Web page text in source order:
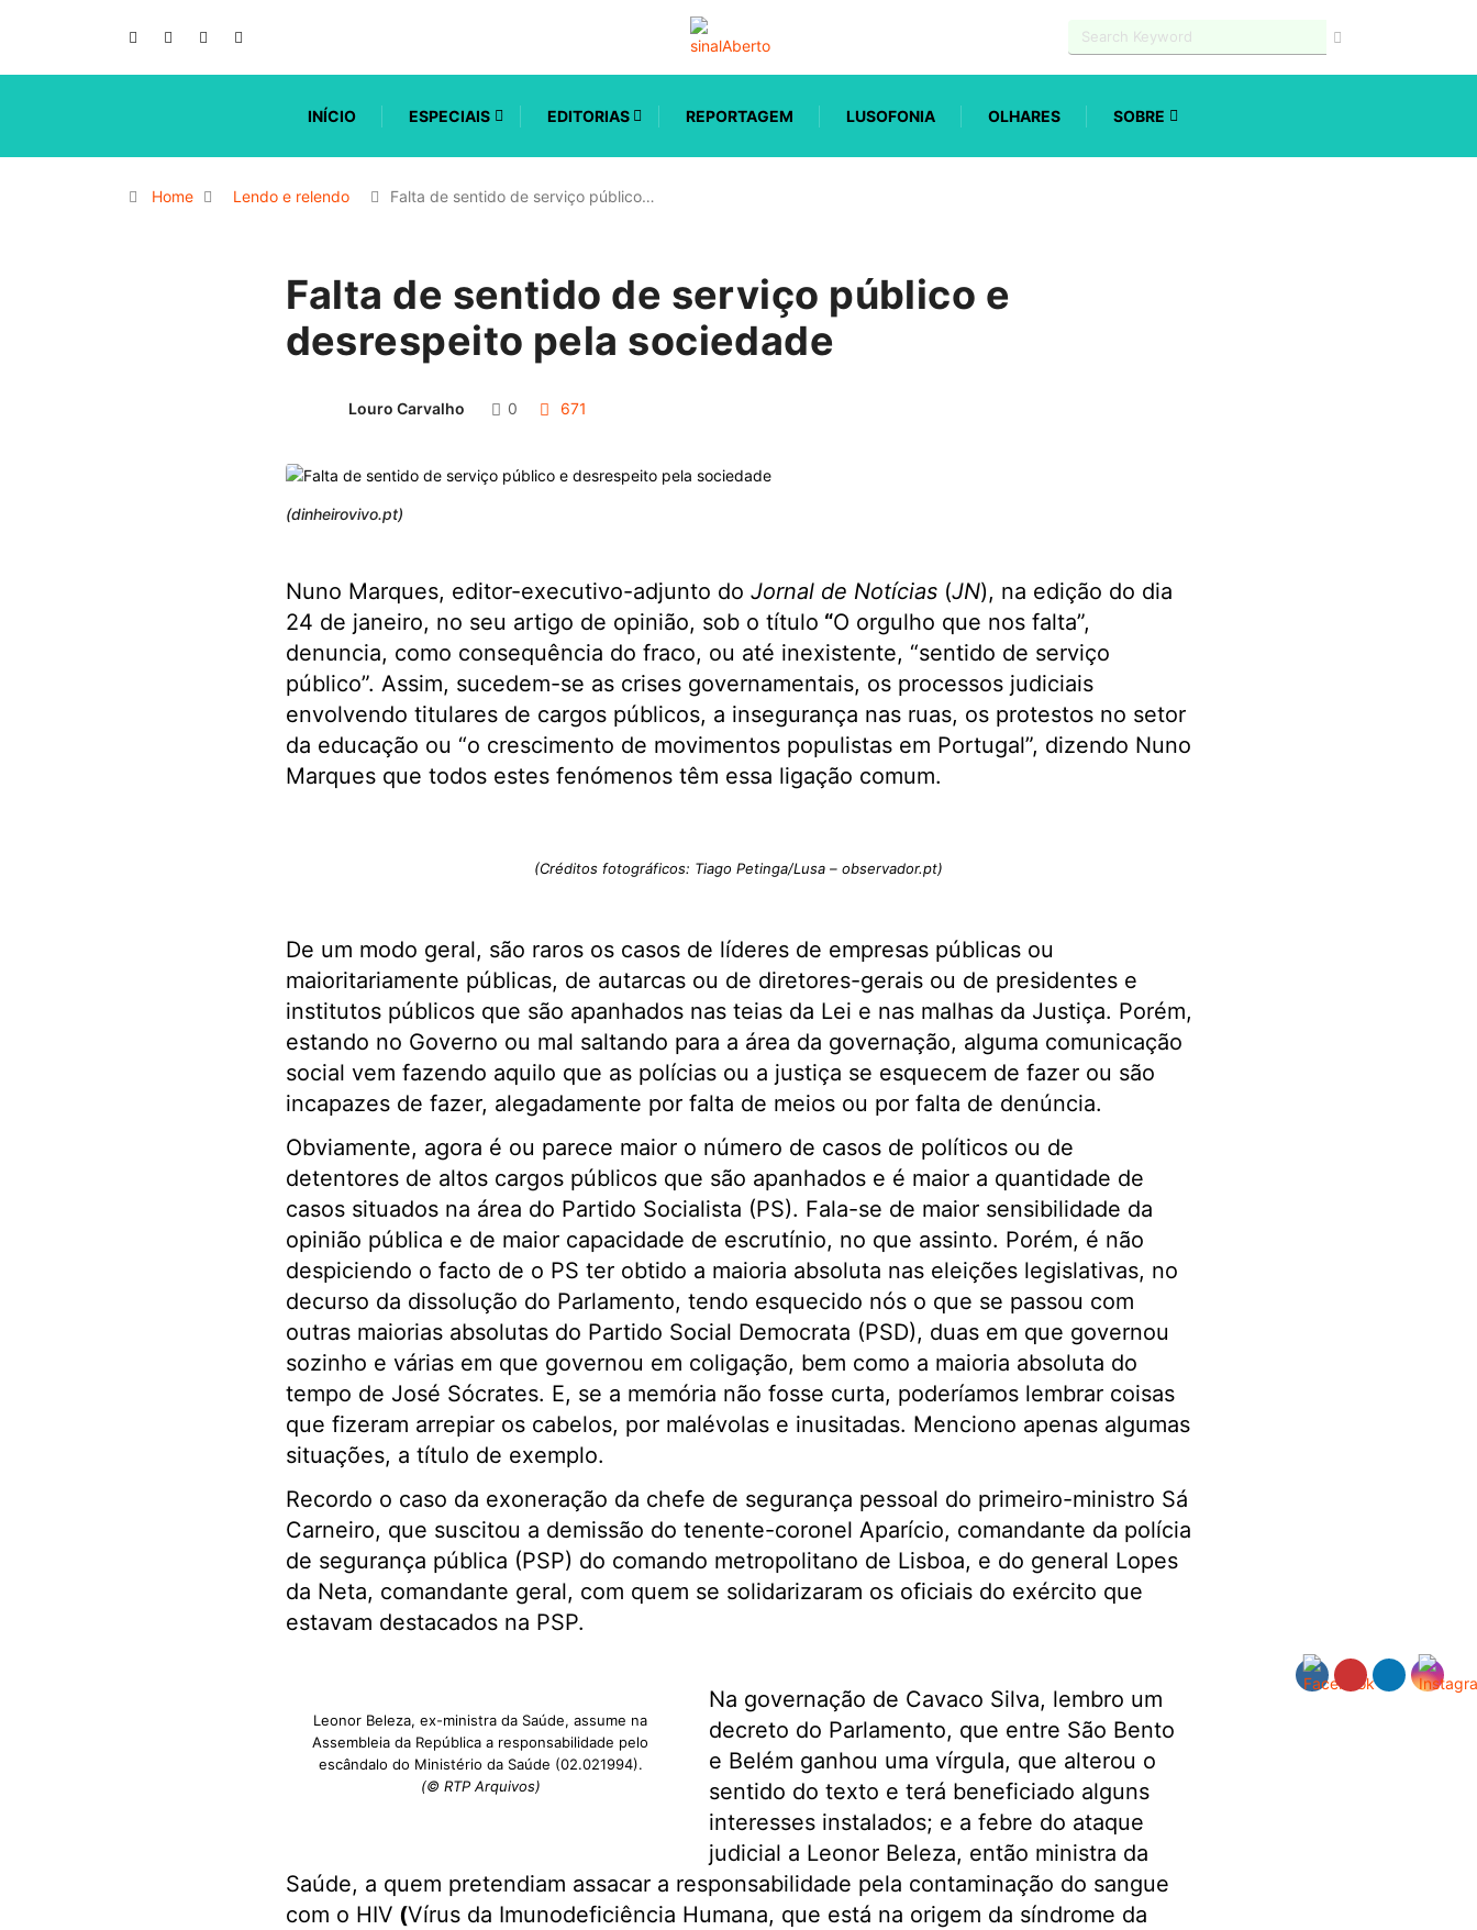
INÍCIO ESPECIAIS EDITORIAS REPORTAGEM LUSOFONIA OLHARES SOBRE
Home Lendo e relendo Falta de sentido de serviço público…
Falta de sentido de serviço público e
desrespeito pela sociedade
Louro Carvalho 0 671
(dinheirovivo.pt)
Nuno Marques, editor-executivo-adjunto do Jornal de Notícias(JN), na edição do dia
24 de janeiro, no seu artigo de opinião, sob o título “O orgulho que nos falta”,
denuncia, como consequência do fraco, ou até inexistente, “sentido de serviço
público”. Assim, sucedem-se as crises governamentais, os processos judiciais
envolvendo titulares de cargos públicos, a insegurança nas ruas, os protestos no setor
da educação ou “o crescimento de movimentos populistas em Portugal”, dizendo Nuno
Marques que todos estes fenómenos têm essa ligação comum.
(Créditos fotográficos: Tiago Petinga/Lusa – observador.pt)
De um modo geral, são raros os casos de líderes de empresas públicas ou
maioritariamente públicas, de autarcas ou de diretores-gerais ou de presidentes e
institutos públicos que são apanhados nas teias da Lei e nas malhas da Justiça. Porém,
estando no Governo ou mal saltando para a área da governação, alguma comunicação
social vem fazendo aquilo que as polícias ou a justiça se esquecem de fazer ou são
incapazes de fazer, alegadamente por falta de meios ou por falta de denúncia.
Obviamente, agora é ou parece maior o número de casos de políticos ou de
detentores de altos cargos públicos que são apanhados e é maior a quantidade de
casos situados na área do Partido Socialista (PS). Fala-se de maior sensibilidade da
opinião pública e de maior capacidade de escrutínio, no que assinto. Porém, é não
despiciendo o facto de o PS ter obtido a maioria absoluta nas eleições legislativas, no
decurso da dissolução do Parlamento, tendo esquecido nós o que se passou com
outras maiorias absolutas do Partido Social Democrata (PSD), duas em que governou
sozinho e várias em que governou em coligação, bem como a maioria absoluta do
tempo de José Sócrates. E, se a memória não fosse curta, poderíamos lembrar coisas
que fizeram arrepiar os cabelos, por malévolas e inusitadas. Menciono apenas algumas
situações, a título de exemplo.
Recordo o caso da exoneração da chefe de segurança pessoal do primeiro-ministro Sá
Carneiro, que suscitou a demissão do tenente-coronel Aparício, comandante da polícia
de segurança pública (PSP) do comando metropolitano de Lisboa, e do general Lopes
da Neta, comandante geral, com quem se solidarizaram os oficiais do exército que
estavam destacados na PSP.
Leonor Beleza, ex-ministra da Saúde, assume na
Assembleia da República a responsabilidade pelo
escândalo do Ministério da Saúde (02.021994).
(© RTP Arquivos)
Na governação de Cavaco Silva, lembro um
decreto do Parlamento, que entre São Bento
e Belém ganhou uma vírgula, que alterou o
sentido do texto e terá beneficiado alguns
interesses instalados; e a febre do ataque
judicial a Leonor Beleza, então ministra da
Saúde, a quem pretendiam assacar a responsabilidade pela contaminação do sangue
com o HIV (Vírus da Imunodeficiência Humana, que está na origem da síndrome da